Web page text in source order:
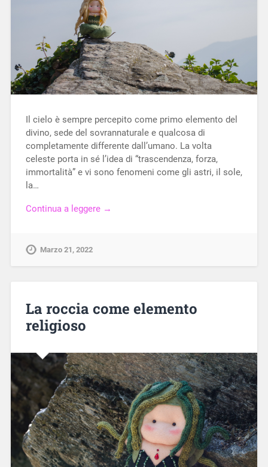
Il cielo è sempre percepito come primo elemento del
divino, sede del sovrannaturale e qualcosa di
completamente differente dall’umano. La volta
celeste porta in sé l’idea di “trascendenza, forza,
immortalità” e vi sono fenomeni come gli astri, il sole,
la…
Continua a leggere →
Marzo 21, 2022
La roccia come elemento
religioso